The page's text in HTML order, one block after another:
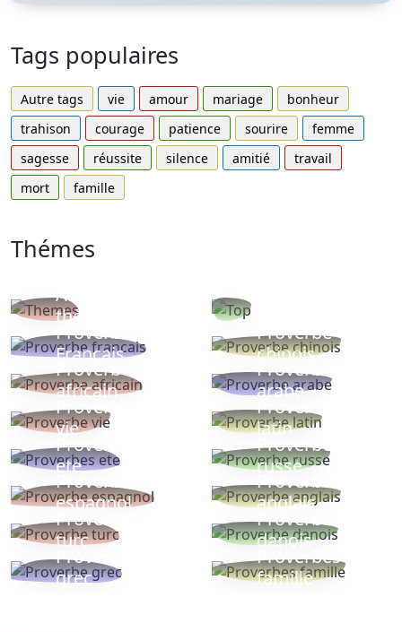
Tags populaires
Autre tags vie amour mariage
bonheur
trahison
courage patience sourire
femme
sagesse
réussite silence amitié
travail
mort
famille
Thémes
Autres
thèmes
Proverbe
Français
Proverbe
chinois
Proverbe
africain
Proverbe
arabe
Proverbe
vie
Proverbe
latin
Proverbes
ete
Proverbe
russe
Proverbe
espagnol
Proverbe
anglais
Proverbe
turc
Proverbe
danois
Proverbe
grec
Proverbes
famille